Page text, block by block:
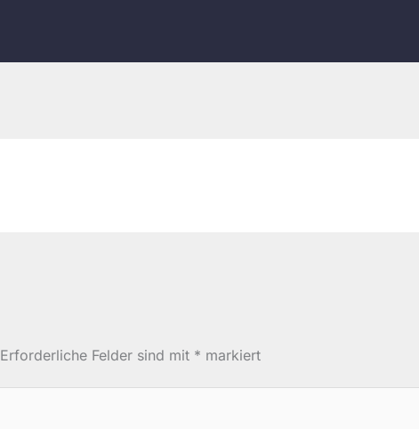
Erforderliche Felder sind mit * markiert